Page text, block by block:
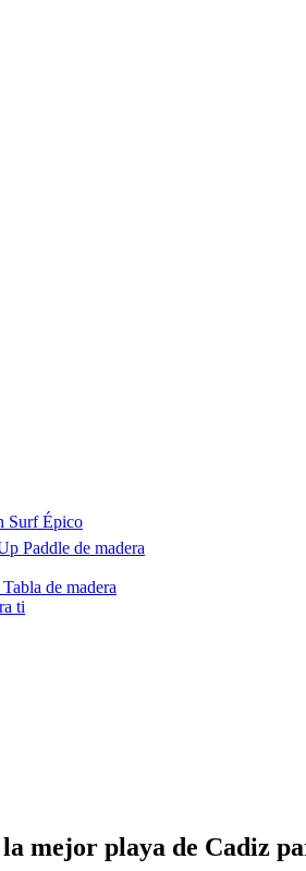
Surf Épico
Paddle de madera
de madera
ti
mejor playa de Cadiz